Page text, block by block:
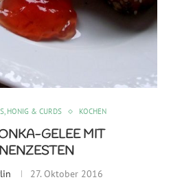
HONIG & CURDS KOCHEN
GELEE MIT
27. Oktober 2016